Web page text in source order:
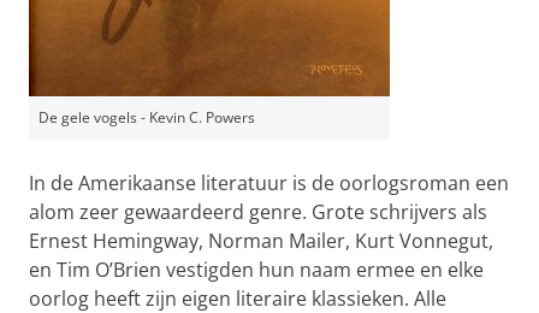
De gele vogels - Kevin C. Powers
In de Amerikaanse literatuur is de oorlogsroman een
alom zeer gewaardeerd genre. Grote schrijvers als
Ernest Hemingway, Norman Mailer, Kurt Vonnegut,
en Tim O’Brien vestigden hun naam ermee en elke
oorlog heeft zijn eigen literaire klassieken. Alle